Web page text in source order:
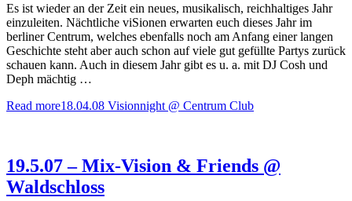
Es ist wieder an der Zeit ein neues, musikalisch, reichhaltiges Jahr
einzuleiten. Nächtliche viSionen erwarten euch dieses Jahr im
berliner Centrum, welches ebenfalls noch am Anfang einer langen
Geschichte steht aber auch schon auf viele gut gefüllte Partys zurück
schauen kann. Auch in diesem Jahr gibt es u. a. mit DJ Cosh und
Deph mächtig …
Read more18.04.08 Visionnight @ Centrum Club
19.5.07 – Mix-Vision & Friends @
Waldschloss